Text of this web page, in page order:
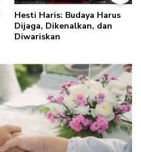
Hesti Haris: Budaya Harus
Dijaga, Dikenalkan, dan
Diwariskan